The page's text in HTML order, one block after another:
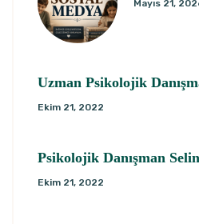
Mayıs 21,
Uzman Psikolojik
Ekim 21, 2022
Psikolojik Danışman
Ekim 21, 2022